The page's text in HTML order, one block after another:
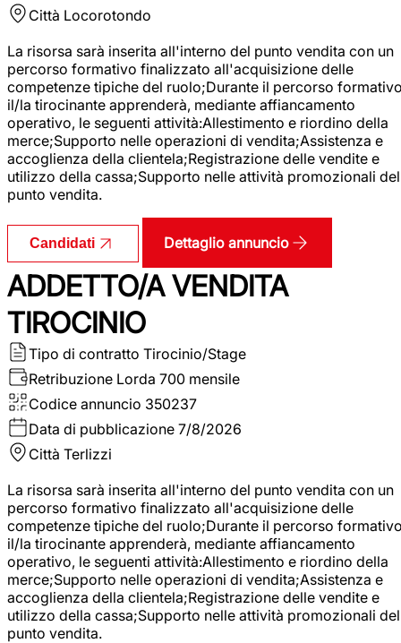
Città Locorotondo
La risorsa sarà inserita all'interno del punto vendita con un
percorso formativo finalizzato all'acquisizione delle
competenze tipiche del ruolo;Durante il percorso
il/la tirocinante apprenderà, mediante affiancamento
operativo, le seguenti attività:Allestimento e riordino della
merce;Supporto nelle operazioni di vendita;Assistenza e
accoglienza della clientela;Registrazione delle vendite e
utilizzo della cassa;Supporto nelle attività promozionali del
punto vendita.
Candidati Dettaglio annuncio
ADDETTO/A VENDITA
TIROCINIO
Tipo di contratto Tirocinio/Stage
Retribuzione Lorda 700 mensile
Codice annuncio 350237
Data di pubblicazione 7/8/2026
Città Terlizzi
La risorsa sarà inserita all'interno del punto vendita con un
percorso formativo finalizzato all'acquisizione delle
competenze tipiche del ruolo;Durante il percorso
il/la tirocinante apprenderà, mediante affiancamento
operativo, le seguenti attività:Allestimento e riordino della
merce;Supporto nelle operazioni di vendita;Assistenza e
accoglienza della clientela;Registrazione delle vendite e
utilizzo della cassa;Supporto nelle attività promozionali del
punto vendita.